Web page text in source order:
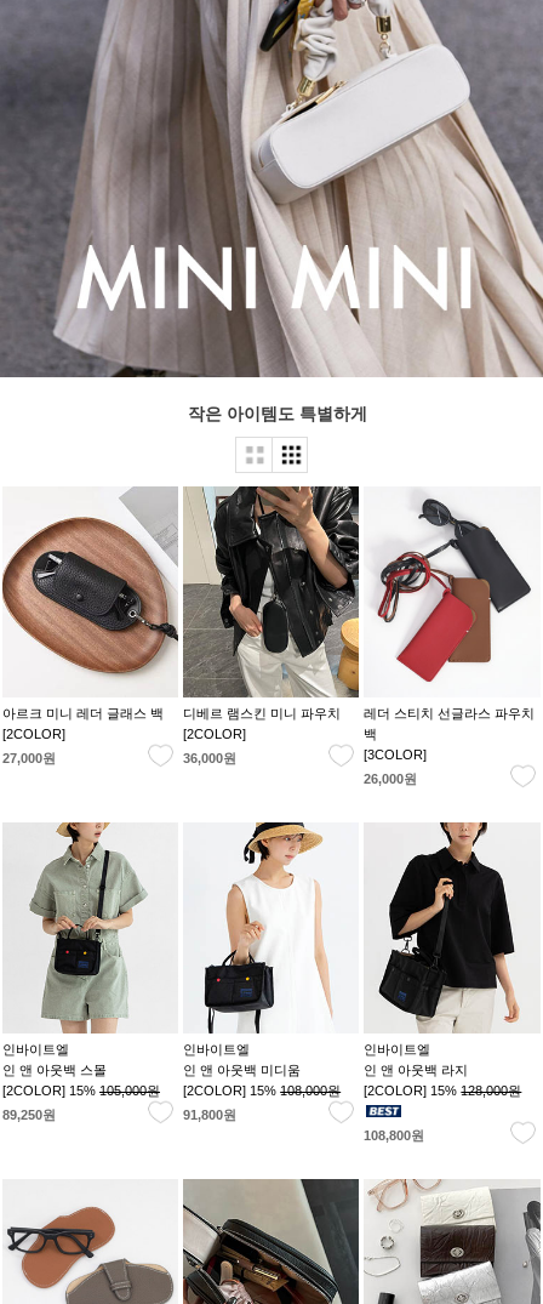
작은 아이템도 특별하게
아르크 미니 레더 글래스 백
[2COLOR]
27,000원
디베르 램스킨 미니 파우치
[2COLOR]
36,000원
레더 스티치 선글라스 파우치
백
[3COLOR]
26,000원
인바이트엘
인 앤 아웃백 스몰
[2COLOR] 15% 105,000원
89,250원
인바이트엘
인 앤 아웃백 미디움
[2COLOR] 15%108,000원
91,800원
인바이트엘
인 앤 아웃백 라지
[2COLOR] 15%128,000원
108,800원